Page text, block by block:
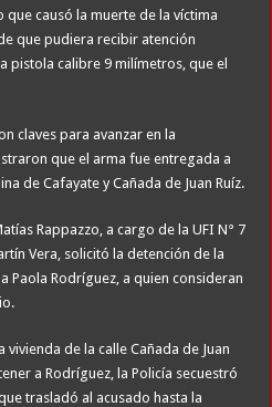
causó la muerte de la víctima
que pudiera recibir atención
pistola calibre 9 milímetros, que el
claves para avanzar en la
que el arma fue entregada a
de Cafayate y Cañada de Juan Ruíz.
Rappazzo, a cargo de la UFI N° 7
Vera, solicitó la detención de la
Paola Rodríguez, a quien consideran
vivienda de la calle Cañada de Juan
a Rodríguez, la Policía secuestró
trasladó al acusado hasta la